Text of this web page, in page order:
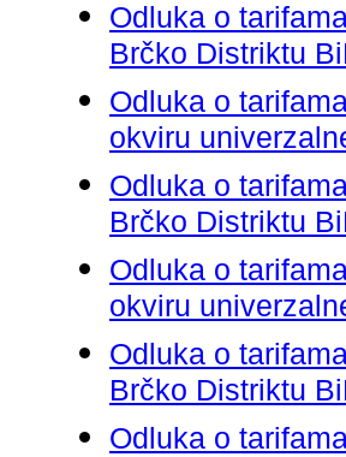
Odluka o
Brčko Distriktu
Odluka o
okviru
Odluka o
Brčko Distriktu
Odluka o
okviru
Odluka o
Brčko Distriktu
Odluka o